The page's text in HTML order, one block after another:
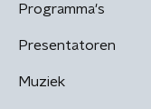
Programma's
Presentatoren
Muziek